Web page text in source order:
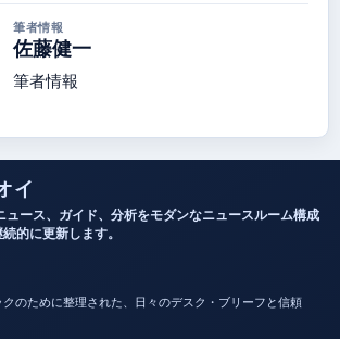
筆者情報
佐藤健一
筆者情報
イ
ュース、ガイド、分析をモダンなニュースルーム構成
的に更新します。
のために整理された、日々のデスク・ブリーフと信頼